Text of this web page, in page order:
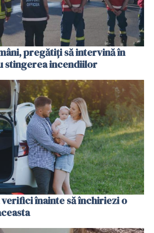
pregătiţi să intervină în
stingerea incendiilor
verifici înainte să închiriezi o